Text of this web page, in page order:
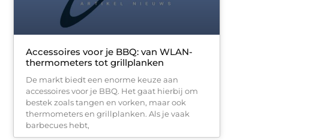
Accessoires voor je BBQ: van WLAN-
thermometers tot grillplanken
De markt biedt een enorme keuze aan
accessoires voor je BBQ. Het gaat hierbij om
bestek zoals tangen en vorken, maar ook
thermometers en grillplanken. Als je vaak
barbecues hebt,